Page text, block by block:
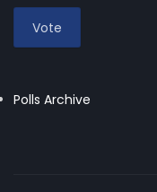
Polls Archive